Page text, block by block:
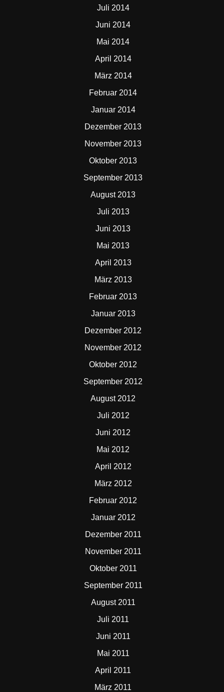
Juli 2014
Juni 2014
Mai 2014
April 2014
März 2014
Februar 2014
Januar 2014
Dezember 2013
November 2013
Oktober 2013
September 2013
August 2013
Juli 2013
Juni 2013
Mai 2013
April 2013
März 2013
Februar 2013
Januar 2013
Dezember 2012
November 2012
Oktober 2012
September 2012
August 2012
Juli 2012
Juni 2012
Mai 2012
April 2012
März 2012
Februar 2012
Januar 2012
Dezember 2011
November 2011
Oktober 2011
September 2011
August 2011
Juli 2011
Juni 2011
Mai 2011
April 2011
März 2011